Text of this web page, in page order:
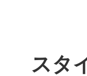
スタ